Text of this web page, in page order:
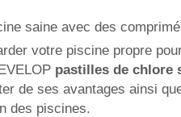
saine avec des
votre piscine propre
pastilles de chlore
de ses avantages ainsi
des piscines.